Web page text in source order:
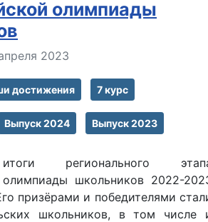
олимпиады
2023
достижения 7 курс
Выпуск 2024 Выпуск 2023
регионального
олимпиады школьников 2022-
призёрами и победителями
школьников, в том числе